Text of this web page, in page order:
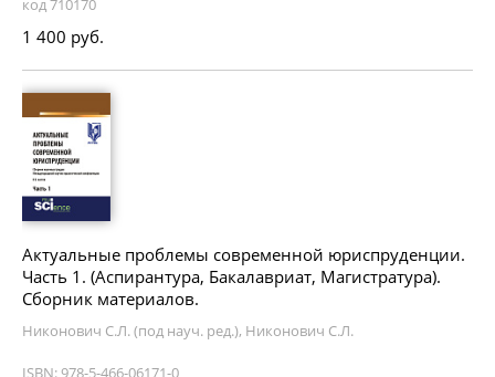
код 710170
1 400 руб.
Актуальные проблемы современной юриспруденции.
Часть 1. (Аспирантура, Бакалавриат, Магистратура).
Сборник материалов.
Никонович С.Л. (под науч. ред.), Никонович С.Л.
ISBN: 978-5-466-06171-0